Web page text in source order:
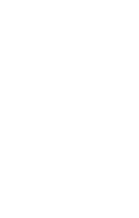
查看使用记录、修改